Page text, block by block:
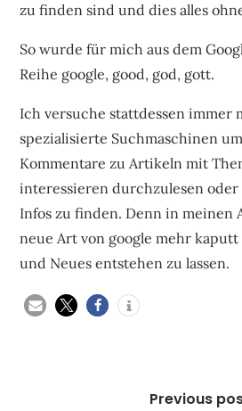
zu finden sind und dies alles
So wurde für mich aus dem
Reihe google, good, god, gott.
Ich versuche stattdessen immer
spezialisierte Suchmaschinen
Kommentare zu Artikeln mit
interessieren durchzulesen
Infos zu finden. Denn in meinen
neue Art von google mehr
und Neues entstehen zu lassen.
Previous